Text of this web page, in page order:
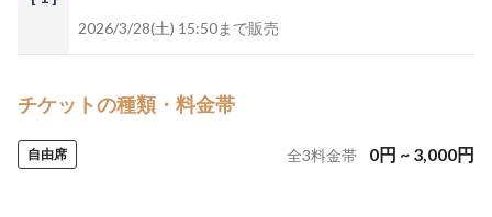
2026/3/28(土) 15:50まで販売
チケットの種類・料金帯
自由席 全3料金帯 0円 ~ 3,000円